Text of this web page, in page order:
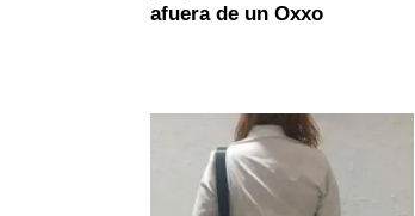
afuera de un Oxxo